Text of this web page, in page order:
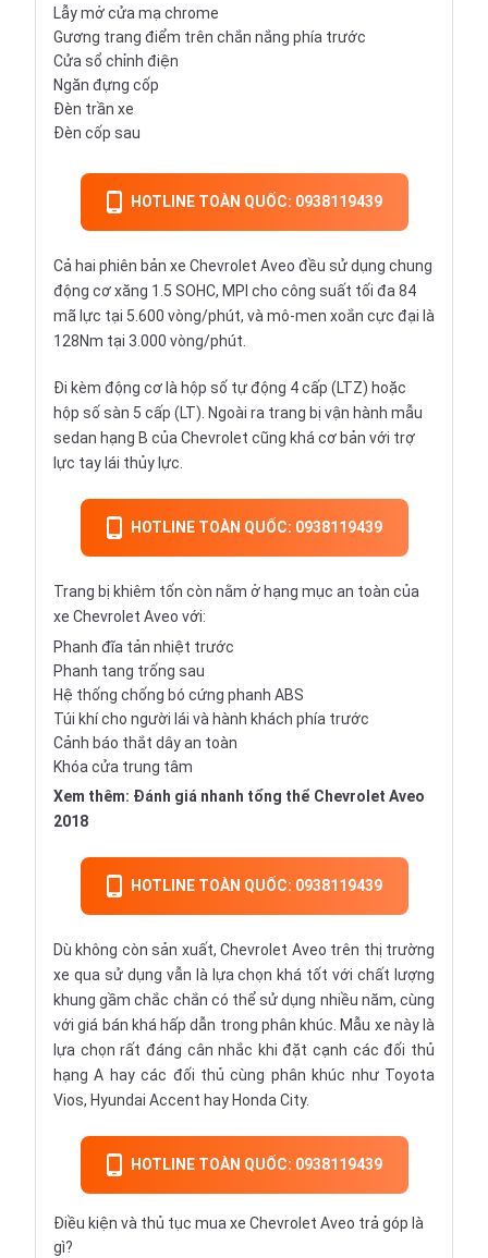
Lẫy mở cửa mạ chrome
Gương trang điểm trên chắn nắng phía trước
Cửa sổ chỉnh điện
Ngăn đựng cốp
Đèn trần xe
Đèn cốp sau
HOTLINE TOÀN QUỐC: 0938119439
Cả hai phiên bản xe Chevrolet Aveo đều sử dụng chung
động cơ xăng 1.5 SOHC, MPI cho công suất tối đa 84
mã lực tại 5.600 vòng/phút, và mô-men xoắn cực đại là
128Nm tại 3.000 vòng/phút.
Đi kèm động cơ là hộp số tự động 4 cấp (LTZ) hoặc
hộp số sàn 5 cấp (LT). Ngoài ra trang bị vận hành mẫu
sedan hạng B của Chevrolet cũng khá cơ bản với trợ
lực tay lái thủy lực.
HOTLINE TOÀN QUỐC: 0938119439
Trang bị khiêm tốn còn nằm ở hạng mục an toàn của
xe Chevrolet Aveo với:
Phanh đĩa tản nhiệt trước
Phanh tang trống sau
Hệ thống chống bó cứng phanh ABS
Túi khí cho người lái và hành khách phía trước
Cảnh báo thắt dây an toàn
Khóa cửa trung tâm
Xem thêm: Đánh giá nhanh tổng thể Chevrolet Aveo
2018
HOTLINE TOÀN QUỐC: 0938119439
Dù không còn sản xuất, Chevrolet Aveo trên thị trường
xe qua sử dụng vẫn là lựa chọn khá tốt với chất lượng
khung gầm chắc chắn có thể sử dụng nhiều năm, cùng
với giá bán khá hấp dẫn trong phân khúc. Mẫu xe này là
lựa chọn rất đáng cân nhắc khi đặt cạnh các đối thủ
hạng A hay các đối thủ cùng phân khúc như Toyota
Vios, Hyundai Accent hay Honda City.
HOTLINE TOÀN QUỐC: 0938119439
Điều kiện và thủ tục mua xe Chevrolet Aveo trả góp là
gì?